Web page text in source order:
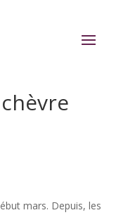
mars. Depuis, les